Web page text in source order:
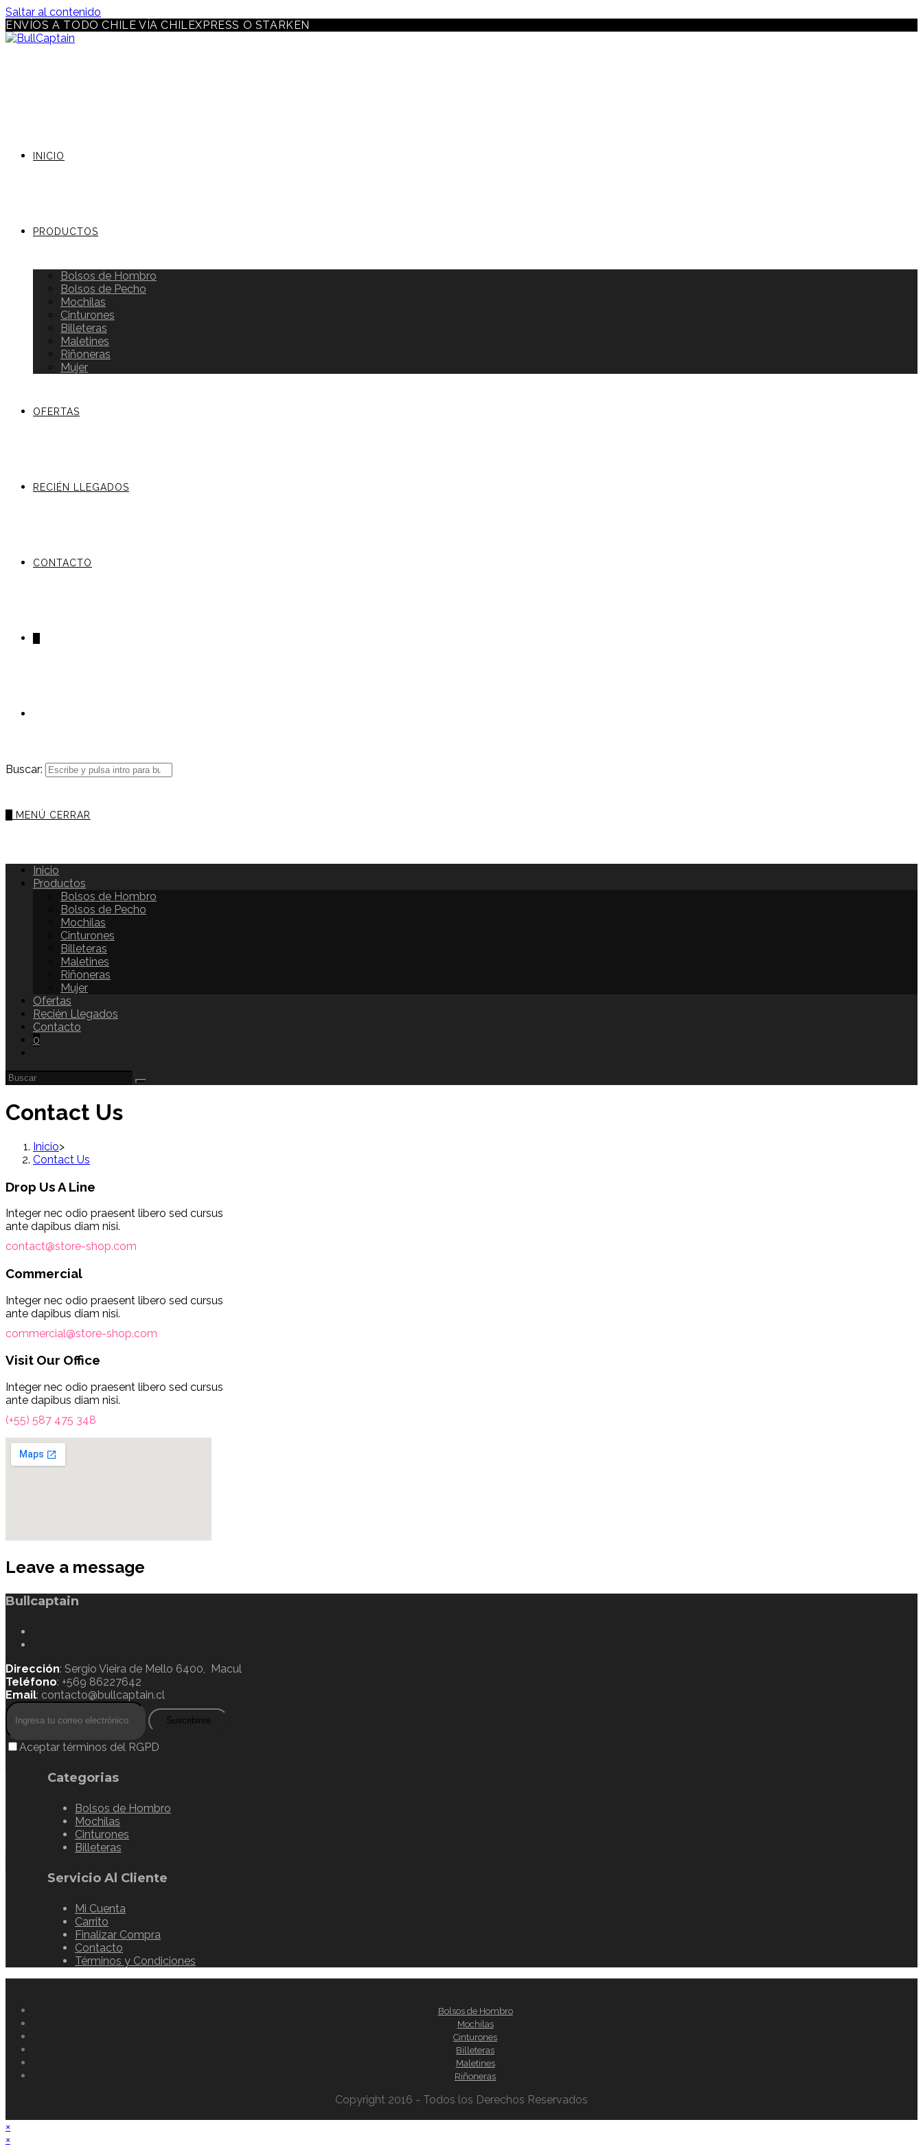
Saltar al contenido
ENVÍOS A TODO CHILE VÍA CHILEXPRESS O STARKEN
INICIO
PRODUCTOS
Bolsos de Hombro
Bolsos de Pecho
Mochilas
Cinturones
Billeteras
Maletines
Riñoneras
Mujer
OFERTAS
RECIÉN LLEGADOS
CONTACTO
Buscar:
MENÚ CERRAR
Inicio
Productos
Bolsos de Hombro
Bolsos de Pecho
Mochilas
Cinturones
Billeteras
Maletines
Riñoneras
Mujer
Ofertas
Recién Llegados
Contacto
0
Contact Us
Inicio>
Contact Us
Drop Us A Line
Integer nec odio praesent libero sed cursus
ante dapibus diam nisi.
contact@store-shop.com
Commercial
Integer nec odio praesent libero sed cursus
ante dapibus diam nisi.
commercial@store-shop.com
Visit Our Office
Integer nec odio praesent libero sed cursus
ante dapibus diam nisi.
(+55) 587 475 348
Leave a message
Bullcaptain
Dirección: Sergio Vieira de Mello 6400, Macul
Teléfono: +569 86227642
Email: contacto@bullcaptain.cl
Suscribirse
Aceptar términos del RGPD
Categorias
Bolsos de Hombro
Mochilas
Cinturones
Billeteras
Servicio Al Cliente
Mi Cuenta
Carrito
Finalizar Compra
Contacto
Términos y Condiciones
Bolsos de Hombro
Mochilas
Cinturones
Billeteras
Maletines
Riñoneras
Copyright 2016 - Todos los Derechos Reservados
×
×